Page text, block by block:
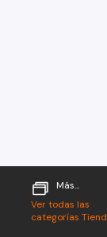
Más...
Ver todas las
categorías